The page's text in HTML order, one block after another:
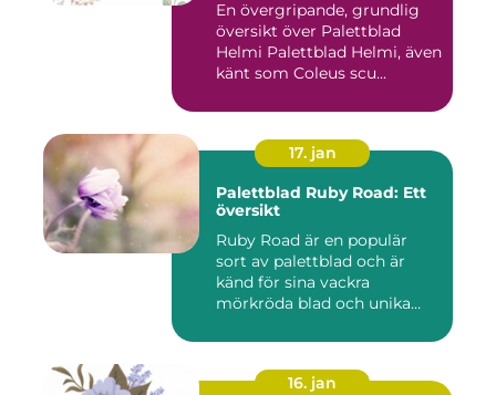
En övergripande, grundlig
översikt över Palettblad
Helmi Palettblad Helmi, även
känt som Coleus scu...
17. jan
Palettblad Ruby Road: Ett
översikt
Ruby Road är en populär
sort av palettblad och är
känd för sina vackra
mörkröda blad och unika
16. jan